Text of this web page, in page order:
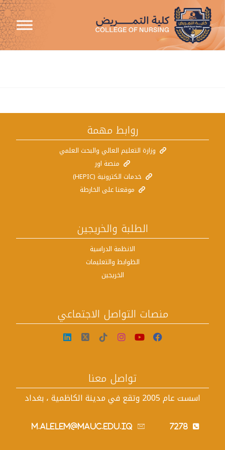
روابط مهمة
وزارة التعليم العالي والبحث العلمي
منصة اور
خدمات الكترونية (HEPIC)
موقعنا على الخارطة
الطلبة والخريجين
الانظمة الدراسية
الظوابط والتعليمات
الخريجين
منصات التواصل الاجتماعي
تواصل معنا
اسست عام 2005 وتقع في مدينة الكاظمية ، بغداد
7278
m.alelem@mauc.edu.iq